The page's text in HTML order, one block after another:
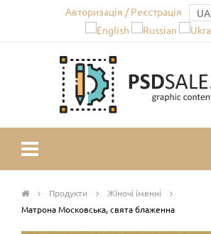
Авторизація / Реєстрація
Продукти
Жіночі іменні
Матрона Московська, свята блаженна